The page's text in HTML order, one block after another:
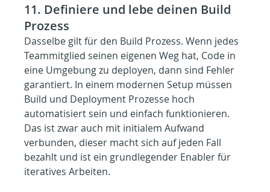
11. Definiere und lebe deinen Build
Prozess
Dasselbe gilt für den Build Prozess. Wenn jedes
Teammitglied seinen eigenen Weg hat, Code in
eine Umgebung zu deployen, dann sind Fehler
garantiert. In einem modernen Setup müssen
Build und Deployment Prozesse hoch
automatisiert sein und einfach funktionieren.
Das ist zwar auch mit initialem Aufwand
verbunden, dieser macht sich auf jeden Fall
bezahlt und ist ein grundlegender Enabler für
iteratives Arbeiten.